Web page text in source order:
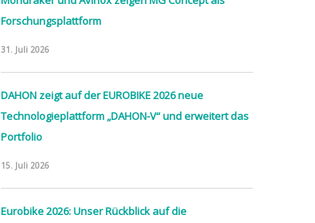
Forschungsplattform
31. Juli 2026
DAHON zeigt auf der EUROBIKE 2026 neue
Technologieplattform „DAHON-V“ und erweitert das
Portfolio
15. Juli 2026
Eurobike 2026: Unser Rückblick auf die